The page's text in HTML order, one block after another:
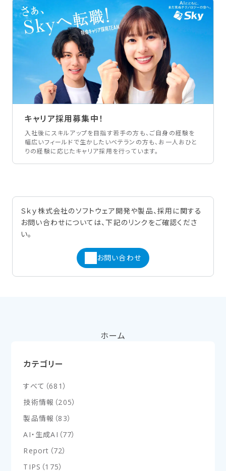
キャリア採用募集中！
入社後にスキルアップを目指す若手の方も、ご自身の経験を
幅広いフィールドで生かしたいベテランの方も、お一人おひと
りの経験に応じたキャリア採用を行っています。
Ｓｋｙ株式会社のソフトウェア開発や製品、採用に関する
お問い合わせについては、下記のリンクをご確認くださ
い。
お問い合わせ
ホーム
カテゴリー
すべて （681）
技術情報 （205）
製品情報 （83）
AI・生成AI （77）
Report （72）
TIPS （175）